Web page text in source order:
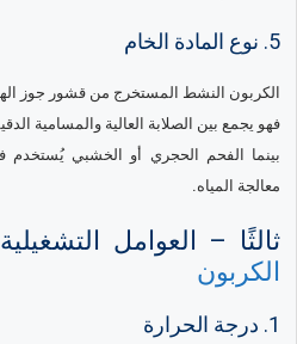
5. نوع المادة الخام
الكربون النشط المستخرج من قشور جوز
فهو يجمع بين الصلابة العالية والمسامية
بينما الفحم الحجري أو الخشبي يُستخدم
معالجة المياه.
ثالثًا – العوامل
الكربون
1. درجة الحرارة